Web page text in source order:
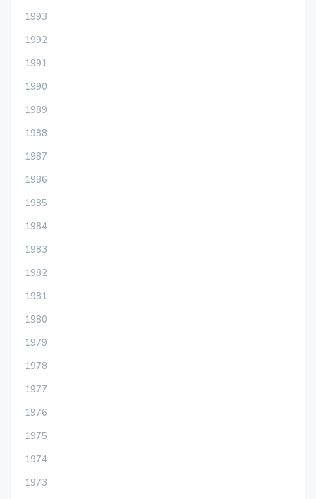
1993
1992
1991
1990
1989
1988
1987
1986
1985
1984
1983
1982
1981
1980
1979
1978
1977
1976
1975
1974
1973